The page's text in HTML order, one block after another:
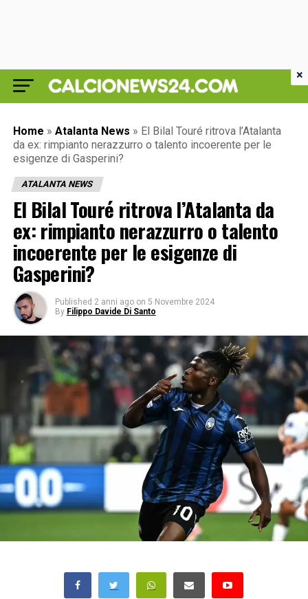
Home » Atalanta News » El Bilal Touré ritrova l’Atalanta
da ex: rimpianto nerazzurro o talento incoerente per le
esigenze di Gasperini?
ATALANTA NEWS
El Bilal Touré ritrova l’Atalanta da
ex: rimpianto nerazzurro o talento
incoerente per le esigenze di
Gasperini?
Published 2 anni ago on 5 Novembre 2024
By Filippo Davide Di Santo
×